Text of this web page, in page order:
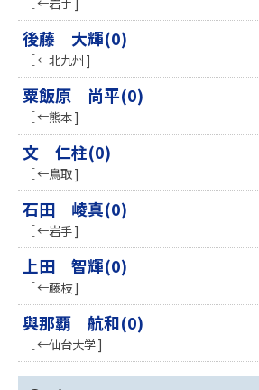
後藤 大輝(0)
［ ←北九州 ]
粟飯原 尚平(0)
［ ←熊本 ]
文 仁柱(0)
［ ←鳥取 ]
石田 崚真(0)
［ ←岩手 ]
上田 智輝(0)
［ ←藤枝 ]
與那覇 航和(0)
［ ←仙台大学 ]